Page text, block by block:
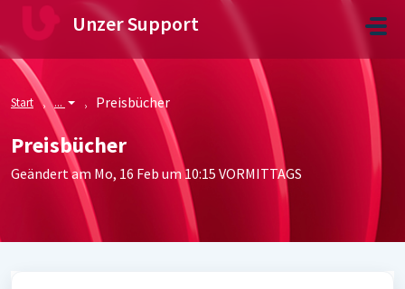
Zum hauptsächlichen Inhalt gehen
Unzer Support
Start ... Preisbücher
Preisbücher
Geändert am Mo, 16 Feb um 10:15 VORMITTAGS